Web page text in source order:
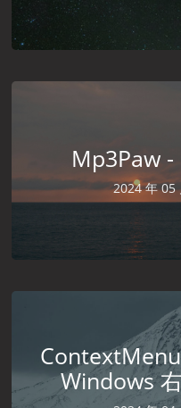
Mp3Paw
2024 年 05
Windows